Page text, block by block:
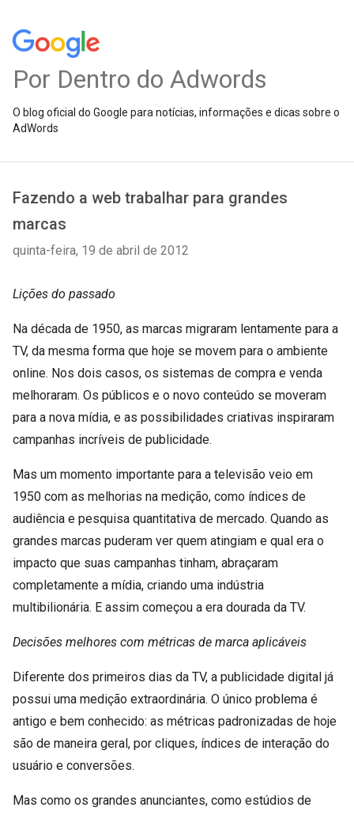
Por Dentro do Adwords
O blog oficial do Google para notícias, informações e dicas sobre o
AdWords
Fazendo a web trabalhar para grandes
marcas
quinta-feira, 19 de abril de 2012
Lições do passado
Na década de 1950, as marcas migraram lentamente para a
TV, da mesma forma que hoje se movem para o ambiente
online. Nos dois casos, os sistemas de compra e venda
melhoraram. Os públicos e o novo conteúdo se moveram
para a nova mídia, e as possibilidades criativas inspiraram
campanhas incríveis de publicidade.
Mas um momento importante para a televisão veio em
1950 com as melhorias na medição, como índices de
audiência e pesquisa quantitativa de mercado. Quando as
grandes marcas puderam ver quem atingiam e qual era o
impacto que suas campanhas tinham, abraçaram
completamente a mídia, criando uma indústria
multibilionária. E assim começou a era dourada da TV.
Decisões melhores com métricas de marca aplicáveis
Diferente dos primeiros dias da TV, a publicidade digital já
possui uma medição extraordinária. O único problema é
antigo e bem conhecido: as métricas padronizadas de hoje
são de maneira geral, por cliques, índices de interação do
usuário e conversões.
Mas como os grandes anunciantes, como estúdios de